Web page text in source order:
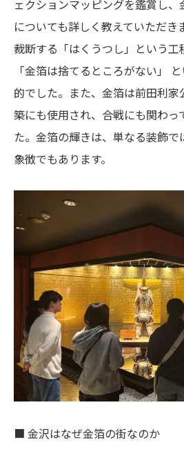
ェクションマッピングを鑑賞し
についても詳しく教えていただき
裁断する「はくうつし」という工
「金箔は捨てるところがない」
的でした。また、金箔は前田利
築にも使用され、合戦にも関わっ
た。金箔の輝きは、単なる装飾
象徴でもあります。
■ 金沢はなぜ金箔の街なのか